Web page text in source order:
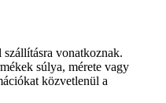
vonatkoznak.
súlya, mérete vagy
közvetlenül a